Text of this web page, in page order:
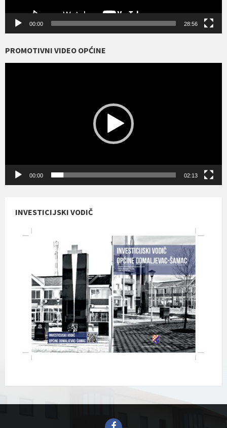
00:00 28:56
PROMOTIVNI VIDEO OPĆINE
00:00 02:13
INVESTICIJSKI VODIČ
Facebook